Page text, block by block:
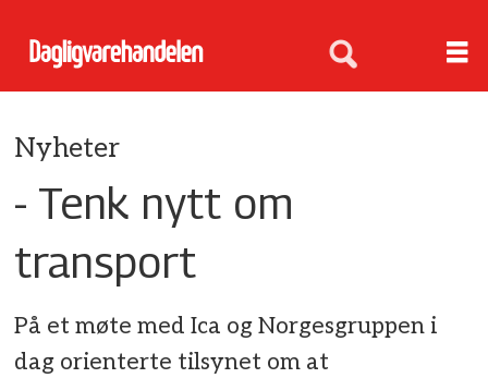
Nyheter
- Tenk nytt om
transport
På et møte med Ica og Norgesgruppen i
dag orienterte tilsynet om at